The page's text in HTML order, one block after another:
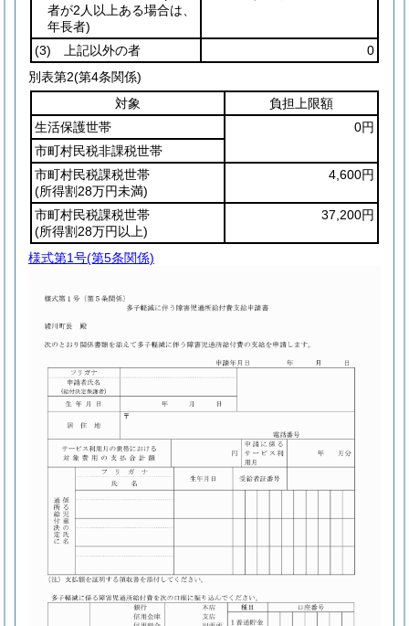
者が2人以上ある場合は、
年長者)
(3) 上記以外の者
0
別表第2(第4条関係)
対象
負担上限額
生活保護世帯
0円
市町村民税非課税世帯
市町村民税課税世帯
(所得割28万円未満)
4,600円
市町村民税課税世帯
(所得割28万円以上)
37,200円
様式第1号(第5条関係)